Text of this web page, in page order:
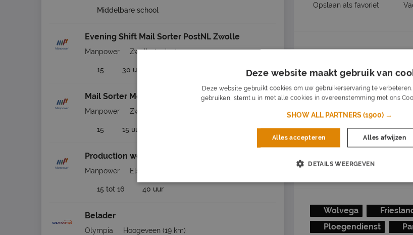
Middelbare school
Evening Shift Mail Sorter PostNL Zwolle
Manpower Zwolle (23 km)
15 30 uur
Mail Sorter Morning Shift PostNL Zwolle
Manpower Zwolle
15 15 uur
Production worker Nedlin Elsloo
Manpower Elsloo
15 tot 16 40 uur
Belader
Olympia Hoogeveen (19 km)
Opslaan als favoriet
Mis nooit een vacature
Op basis van jouw
Zet stop wanneer je wilt
#parttime, meppel, 25 km
Vul je e-mailadres in
Job alert instellen
Wolvega
Ploegendienst
Deze website maakt gebruik van
Deze website gebruikt cookies om uw gebruikerservaring te
gebruiken, stemt u in met alle cookies in overeenstemming met ons
SHOW ALL PARTNERS (1900) →
Alles accepteren Alles afwijzen
DETAILS WEERGEVEN